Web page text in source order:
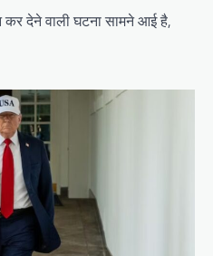
देने वाली घटना सामने आई है,